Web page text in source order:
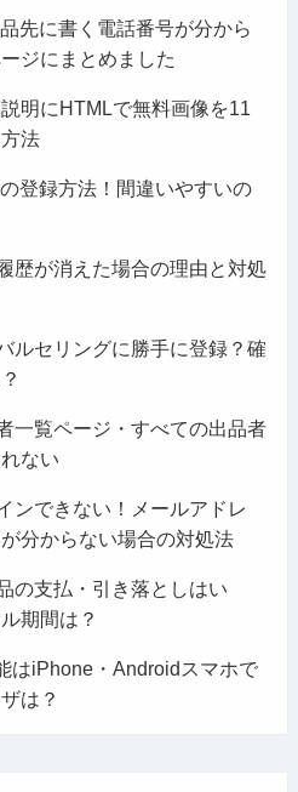
先に書く電話番号が分から
ジにまとめました
明にHTMLで無料画像を11
法
登録方法！間違いやすいの
歴が消えた場合の理由と対処
ルセリングに勝手に登録？確
一覧ページ・すべての出品者
ない
ンできない！メールアドレ
分からない場合の対処法
の支払・引き落としはい
期間は？
はiPhone・Androidスマホで
は？